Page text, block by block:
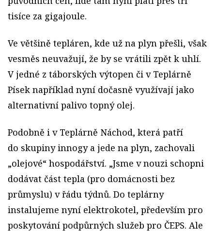
tisíce za gigajoule.
Ve většině tepláren, kde už na plyn přešli, však
vesměs neuvažují, že by se vrátili zpět k uhlí.
V jedné z táborských výtopen či v Teplárně
Písek například nyní dočasně využívají jako
alternativní palivo topný olej.
Podobně i v Teplárně Náchod, která patří
do skupiny innogy a jede na plyn, zachovali
„olejové“ hospodářství. „Jsme v nouzi schopni
dodávat část tepla (pro domácnosti bez
průmyslu) v řádu týdnů. Do teplárny
instalujeme nyní elektrokotel, především pro
poskytování podpůrných služeb pro ČEPS. Ale